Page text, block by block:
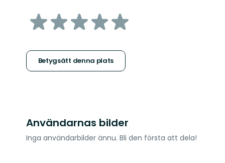
av
stjärnor
Betygsätt denna plats
Användarnas bilder
Inga användarbilder ännu. Bli den första att dela!